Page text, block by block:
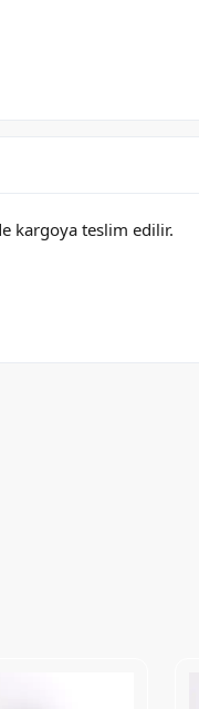
kargoya teslim edilir.